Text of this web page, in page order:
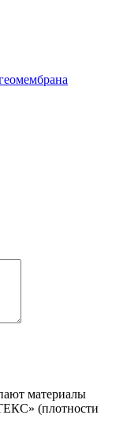
материалы
(плотности